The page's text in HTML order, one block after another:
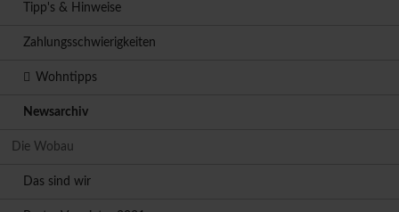
Tipp's & Hinweise
Zahlungsschwierigkeiten
Wohntipps
Newsarchiv
Die Wobau
Das sind wir